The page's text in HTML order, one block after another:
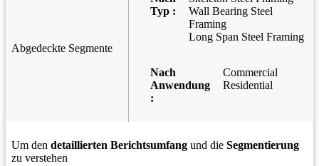
Abgedeckte Segmente
Typ :
Wall Bearing Steel
Framing
Long Span Steel Framing
Nach
Anwendung
:
Commercial
Residential
Um den detaillierten Berichtsumfang und die Segmentierung
zu verstehen